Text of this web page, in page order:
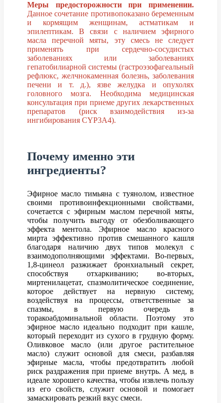
Меры предосторожности при применении.
Данное сочетание противопоказано беременным
и кормящим женщинам, астматикам и
эпилептикам. В связи с наличием эфирного
масла перечной мяты, эту смесь не следует
применять при сердечно-сосудистых
заболеваниях или заболеваниях
гепатобилиарной системы (гастроэзофагеальный
рефлюкс, желчнокаменная болезнь, заболевания
печени и т. д.), язве желудка и опухолях
головного мозга. Необходима медицинская
консультация при приеме других лекарственных
препаратов (риск взаимодействия из-за
ингибирования CYP3A4).
Почему именно эти
ингредиенты?
Эфирное масло тимьяна с туянолом, известное
своими противоинфекционными свойствами,
сочетается с эфирным маслом перечной мяты,
чтобы получить выгоду от обезболивающего
эффекта ментола. Эфирное масло красного
мирта эффективно против смешанного кашля
благодаря наличию двух типов молекул с
взаимодополняющими эффектами. Во-первых,
1,8-цинеол разжижает бронхиальный секрет,
способствуя отхаркиванию; во-вторых,
миртенилацетат, спазмолитическое соединение,
которое действует на нервную систему,
воздействуя на процессы, ответственные за
спазмы, в первую очередь в
торакоабдоминальной области. Поэтому это
эфирное масло идеально подходит при кашле,
который переходит из сухого в грудную форму.
Оливковое масло (или другое растительное
масло) служит основой для смеси, разбавляя
эфирные масла, чтобы предотвратить любой
риск раздражения при приеме внутрь. А мед, в
идеале хорошего качества, чтобы извлечь пользу
из его свойств, служит основой и помогает
замаскировать резкий вкус смеси.